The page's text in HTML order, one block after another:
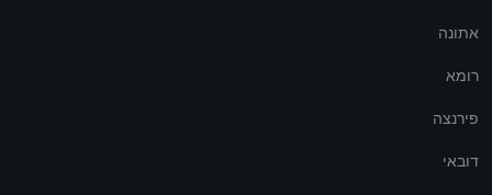
אתונה
רומא
פירנצה
דובאי